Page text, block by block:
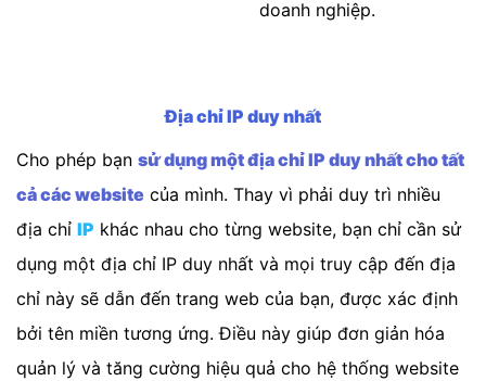
doanh nghiệp.
Địa chỉ IP duy nhất
Cho phép bạn sử dụng một địa chỉ IP duy nhất cho tất
cả các website của mình. Thay vì phải duy trì nhiều
địa chỉ IP khác nhau cho từng website, bạn chỉ cần sử
dụng một địa chỉ IP duy nhất và mọi truy cập đến địa
chỉ này sẽ dẫn đến trang web của bạn, được xác định
bởi tên miền tương ứng. Điều này giúp đơn giản hóa
quản lý và tăng cường hiệu quả cho hệ thống website